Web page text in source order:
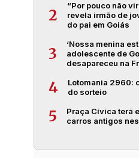
2
“Por pouco não
revela irmão de
do pai em Goiás
3
‘Nossa menina
adolescente de
desapareceu na
4
Lotomania 2960:
do sorteio
5
Praça Cívica terá
carros antigos